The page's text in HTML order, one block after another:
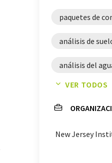
paquetes de
análisis de
análisis del
espectrometría
VER TODOS
New Jersey